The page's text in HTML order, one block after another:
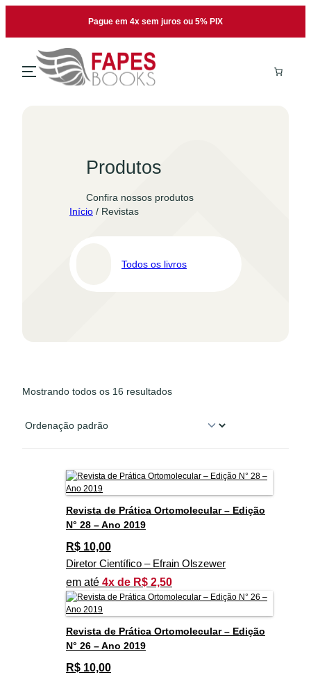
o
conteúdo
Pague em 4x sem juros ou 5% PIX
Produtos
Confira nossos produtos
Início / Revistas
Todos os livros
Mostrando todos os 16 resultados
Revista de Prática Ortomolecular – Edição
N° 28 – Ano 2019
R$ 10,00
Diretor Científico – Efrain Olszewer
em até 4x de R$ 2,50
Revista de Prática Ortomolecular – Edição
N° 26 – Ano 2019
R$ 10,00